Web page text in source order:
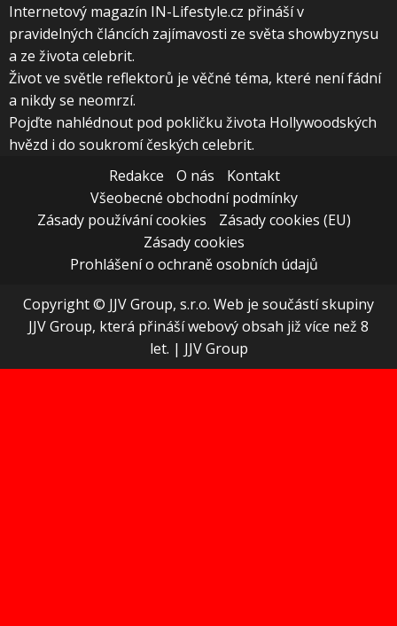
Internetový magazín IN-Lifestyle.cz přináší v
pravidelných článcích zajímavosti ze světa showbyznysu
a ze života celebrit.
Život ve světle reflektorů je věčné téma, které není fádní
a nikdy se neomrzí.
Pojďte nahlédnout pod pokličku života Hollywoodských
hvězd i do soukromí českých celebrit.
Redakce
O nás
Kontakt
Všeobecné obchodní podmínky
Zásady používání cookies
Zásady cookies (EU)
Zásady cookies
Prohlášení o ochraně osobních údajů
Copyright © JJV Group, s.r.o. Web je součástí skupiny
JJV Group, která přináší webový obsah již více než 8
let. | JJV Group